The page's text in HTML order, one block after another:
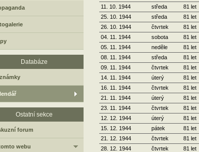
11. 10. 1944
středa 81 let
25. 10. 1944
středa 81 let
26. 10. 1944
čtvrtek 81 let
04. 11. 1944
sobota 81 let
05. 11. 1944
neděle 81 let
08. 11. 1944
středa 81 let
09. 11. 1944
čtvrtek 81 let
14. 11. 1944
úterý 81 let
16. 11. 1944
čtvrtek 81 let
21. 11. 1944
úterý 81 let
23. 11. 1944
čtvrtek 81 let
12. 12. 1944
úterý 81 let
15. 12. 1944
pátek 81 let
21. 12. 1944
čtvrtek 81 let
28. 12. 1944
čtvrtek 81 let
Databáze
Ostatní sekce
forum
webu